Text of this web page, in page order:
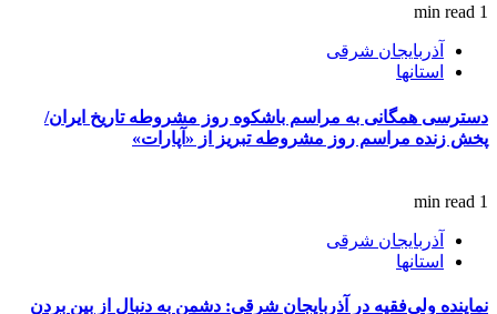
1 min read
آذربایجان شرقی
استانها
دسترسی همگانی به مراسم باشکوه روز مشروطه تاریخ ایران/
پخش زنده مراسم روز مشروطه تبریز از «آپارات»
1 min read
آذربایجان شرقی
استانها
نماینده ولی‌فقیه در آذربایجان شرقی: دشمن به دنبال از بین بردن